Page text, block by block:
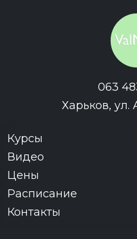
063
Харьков, ул.
Курсы
Видео
Цены
Расписание
Контакты